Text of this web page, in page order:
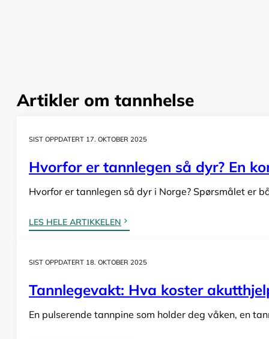
Artikler om tannhelse
SIST OPPDATERT 17. OKTOBER 2025
Hvorfor er tannlegen så dyr? En
Hvorfor er tannlegen så dyr i Norge? Spørsmålet er
LES HELE ARTIKKELEN
SIST OPPDATERT 18. OKTOBER 2025
Tannlegevakt: Hva koster
En pulserende tannpine som holder deg våken, en